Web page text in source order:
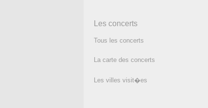
Les concerts
Tous les concerts
La carte des concerts
Les villes visit�es